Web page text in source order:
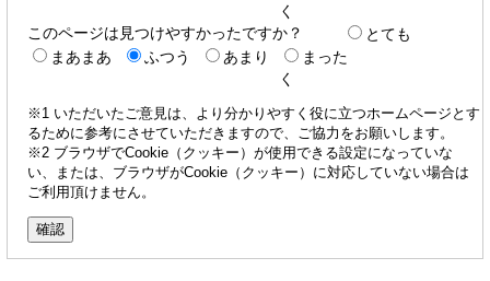
く
このページは見つけやすかったですか？
とても
まあまあ
ふつう あまり
まった
く
※1 いただいたご意見は、より分かりやすく役に立つホームページとす
るために参考にさせていただきますので、ご協力をお願いします。
※2 ブラウザでCookie（クッキー）が使用できる設定になっていな
い、または、ブラウザがCookie（クッキー）に対応していない場合は
ご利用頂けません。